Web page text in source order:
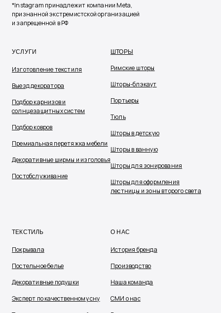
*Instagram принадлежит компании Meta,
признанной экстремистской организацией
и запрещенной в РФ
УСЛУГИ
Изготовление текстиля
Выезд декоратора
Подбор карнизов и
солнцезащитных систем
Подбор ковров
Премиальная перетяжка мебели
Декоративные ширмы и изголовья
Постобслуживание
ШТОРЫ
Римские шторы
Шторы-блэкаут
Портьеры
Тюль
Шторы в детскую
Шторы в ванную
Шторы для зонирования
Шторы для оформления
лестницы и зоны второго света
ТЕКСТИЛЬ
Покрывала
Постельное белье
Декоративные подушки
Эксперт по качественному сну
О НАС
История бренда
Производство
Наша команда
СМИ о нас